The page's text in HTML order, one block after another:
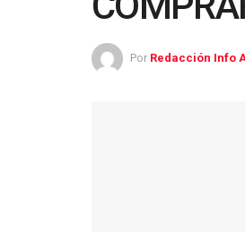
Por Redacción Info